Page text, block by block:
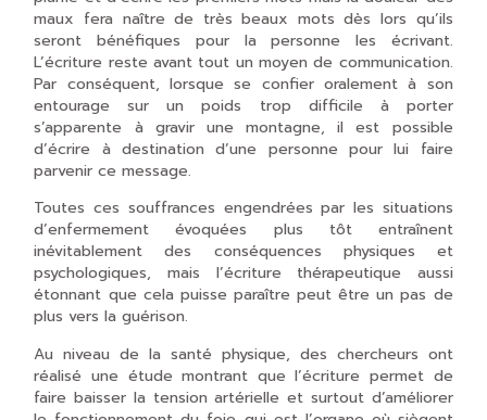
maux fera naître de très beaux mots dès lors qu’ils
seront bénéfiques pour la personne les écrivant.
L’écriture reste avant tout un moyen de communication.
Par conséquent, lorsque se confier oralement à son
entourage sur un poids trop difficile à porter
s’apparente à gravir une montagne, il est possible
d’écrire à destination d’une personne pour lui faire
parvenir ce message.
Toutes ces souffrances engendrées par les situations
d’enfermement évoquées plus tôt entraînent
inévitablement des conséquences physiques et
psychologiques, mais l’écriture thérapeutique aussi
étonnant que cela puisse paraître peut être un pas de
plus vers la guérison.
Au niveau de la santé physique, des chercheurs ont
réalisé une étude montrant que l’écriture permet de
faire baisser la tension artérielle et surtout d’améliorer